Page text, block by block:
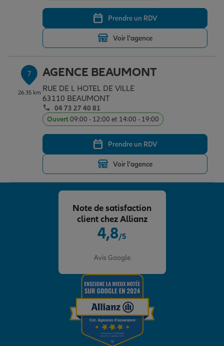
Prendre un RDV
Voir l'agence
7
26.35 km
AGENCE BEAUMONT
RUE DE L HOTEL DE VILLE
63110 BEAUMONT
04 73 27 40 81
Ouvert09:00 - 12:00 et 14:00 - 19:00
Prendre un RDV
Voir l'agence
4,8/5
Avis Google
Note de satisfaction
client chez Allianz